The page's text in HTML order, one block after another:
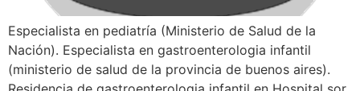
Especialista en pediatría (Ministerio de Salud de la
Nación). Especialista en gastroenterologia infantil
(ministerio de salud de la provincia de buenos aires).